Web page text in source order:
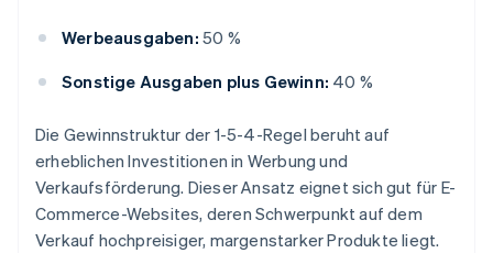
Werbeausgaben: 50 %
Sonstige Ausgaben plus Gewinn: 40 %
Die Gewinnstruktur der 1-5-4-Regel beruht auf
erheblichen Investitionen in Werbung und
Verkaufsförderung. Dieser Ansatz eignet sich gut für E-
Commerce-Websites, deren Schwerpunkt auf dem
Verkauf hochpreisiger, margenstarker Produkte liegt.